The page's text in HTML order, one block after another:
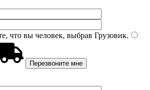
что вы человек, выбрав Грузовик.